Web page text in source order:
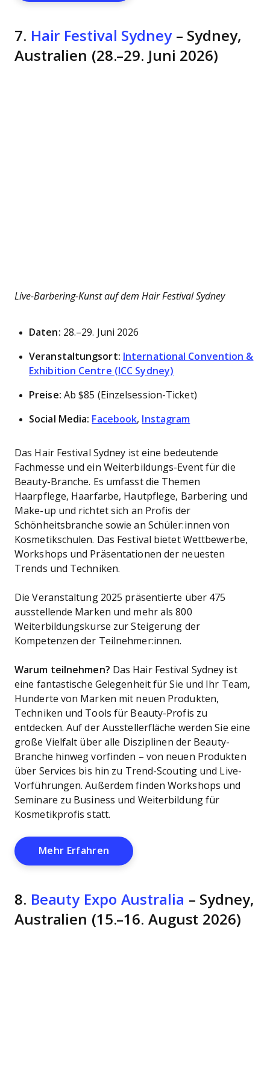
7. Hair Festival Sydney– Sydney,
Australien (28.–29. Juni 2026)
Live-Barbering-Kunst auf dem Hair Festival Sydney
Daten: 28.–29. Juni 2026
Veranstaltungsort: International Convention &
Exhibition Centre (ICC Sydney)
Preise: Ab $85 (Einzelsession-Ticket)
Social Media: Facebook, Instagram
Das Hair Festival Sydney ist eine bedeutende
Fachmesse und ein Weiterbildungs-Event für die
Beauty-Branche. Es umfasst die Themen
Haarpflege, Haarfarbe, Hautpflege, Barbering und
Make-up und richtet sich an Profis der
Schönheitsbranche sowie an Schüler:innen von
Kosmetikschulen. Das Festival bietet Wettbewerbe,
Workshops und Präsentationen der neuesten
Trends und Techniken.
Die Veranstaltung 2025 präsentierte über 475
ausstellende Marken und mehr als 800
Weiterbildungskurse zur Steigerung der
Kompetenzen der Teilnehmer:innen.
Warum teilnehmen? Das Hair Festival Sydney ist
eine fantastische Gelegenheit für Sie und Ihr Team,
Hunderte von Marken mit neuen Produkten,
Techniken und Tools für Beauty-Profis zu
entdecken. Auf der Ausstellerfläche werden Sie eine
große Vielfalt über alle Disziplinen der Beauty-
Branche hinweg vorfinden – von neuen Produkten
über Services bis hin zu Trend-Scouting und Live-
Vorführungen. Außerdem finden Workshops und
Seminare zu Business und Weiterbildung für
Kosmetikprofis statt.
Mehr Erfahren Opens New Window
8. Beauty Expo Australia – Sydney,
Australien (15.–16. August 2026)